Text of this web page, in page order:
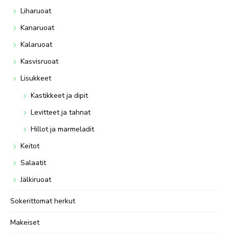
Liharuoat
Kanaruoat
Kalaruoat
Kasvisruoat
Lisukkeet
Kastikkeet ja dipit
Levitteet ja tahnat
Hillot ja marmeladit
Keitot
Salaatit
Jälkiruoat
Sokerittomat herkut
Makeiset